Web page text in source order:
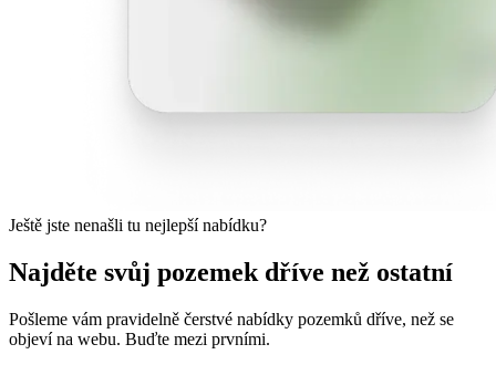
Ještě jste nenašli tu nejlepší nabídku?
Najděte svůj pozemek dříve než ostatní
Pošleme vám pravidelně čerstvé nabídky pozemků dříve, než se
objeví na webu. Buďte mezi prvními.